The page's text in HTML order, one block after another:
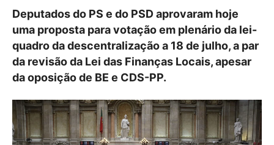
Deputados do PS e do PSD aprovaram hoje
uma proposta para votação em plenário da lei-
quadro da descentralização a 18 de julho, a par
da revisão da Lei das Finanças Locais, apesar
da oposição de BE e CDS-PP.